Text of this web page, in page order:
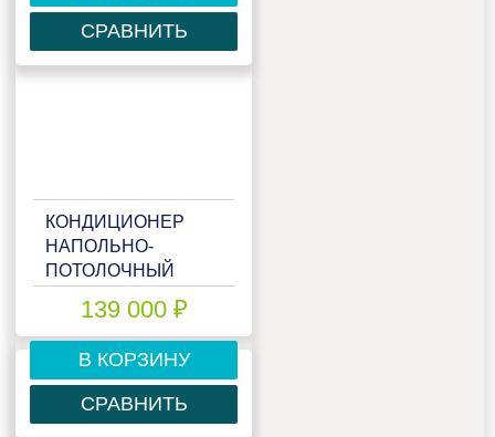
СРАВНИТЬ
КОНДИЦИОНЕР
НАПОЛЬНО-
ПОТОЛОЧНЫЙ
FDE60ZSX-S
139 000 ₽
В КОРЗИНУ
СРАВНИТЬ